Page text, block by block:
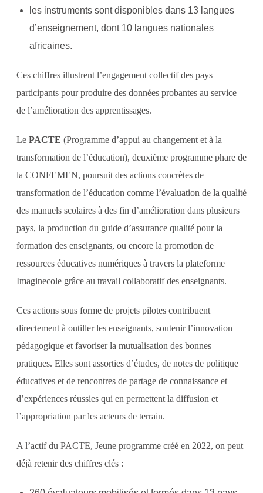
les instruments sont disponibles dans 13 langues
d’enseignement, dont 10 langues nationales
africaines.
Ces chiffres illustrent l’engagement collectif des pays
participants pour produire des données probantes au service
de l’amélioration des apprentissages.
Le PACTE (Programme d’appui au changement et à la
transformation de l’éducation), deuxième programme phare de
la CONFEMEN, poursuit des actions concrètes de
transformation de l’éducation comme l’évaluation de la qualité
des manuels scolaires à des fin d’amélioration dans plusieurs
pays, la production du guide d’assurance qualité pour la
formation des enseignants, ou encore la promotion de
ressources éducatives numériques à travers la plateforme
Imaginecole grâce au travail collaboratif des enseignants.
Ces actions sous forme de projets pilotes contribuent
directement à outiller les enseignants, soutenir l’innovation
pédagogique et favoriser la mutualisation des bonnes
pratiques. Elles sont assorties d’études, de notes de politique
éducatives et de rencontres de partage de connaissance et
d’expériences réussies qui en permettent la diffusion et
l’appropriation par les acteurs de terrain.
A l’actif du PACTE, Jeune programme créé en 2022, on peut
déjà retenir des chiffres clés :